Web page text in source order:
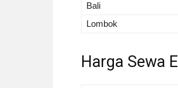
Bali
Lombok
Harga Sewa